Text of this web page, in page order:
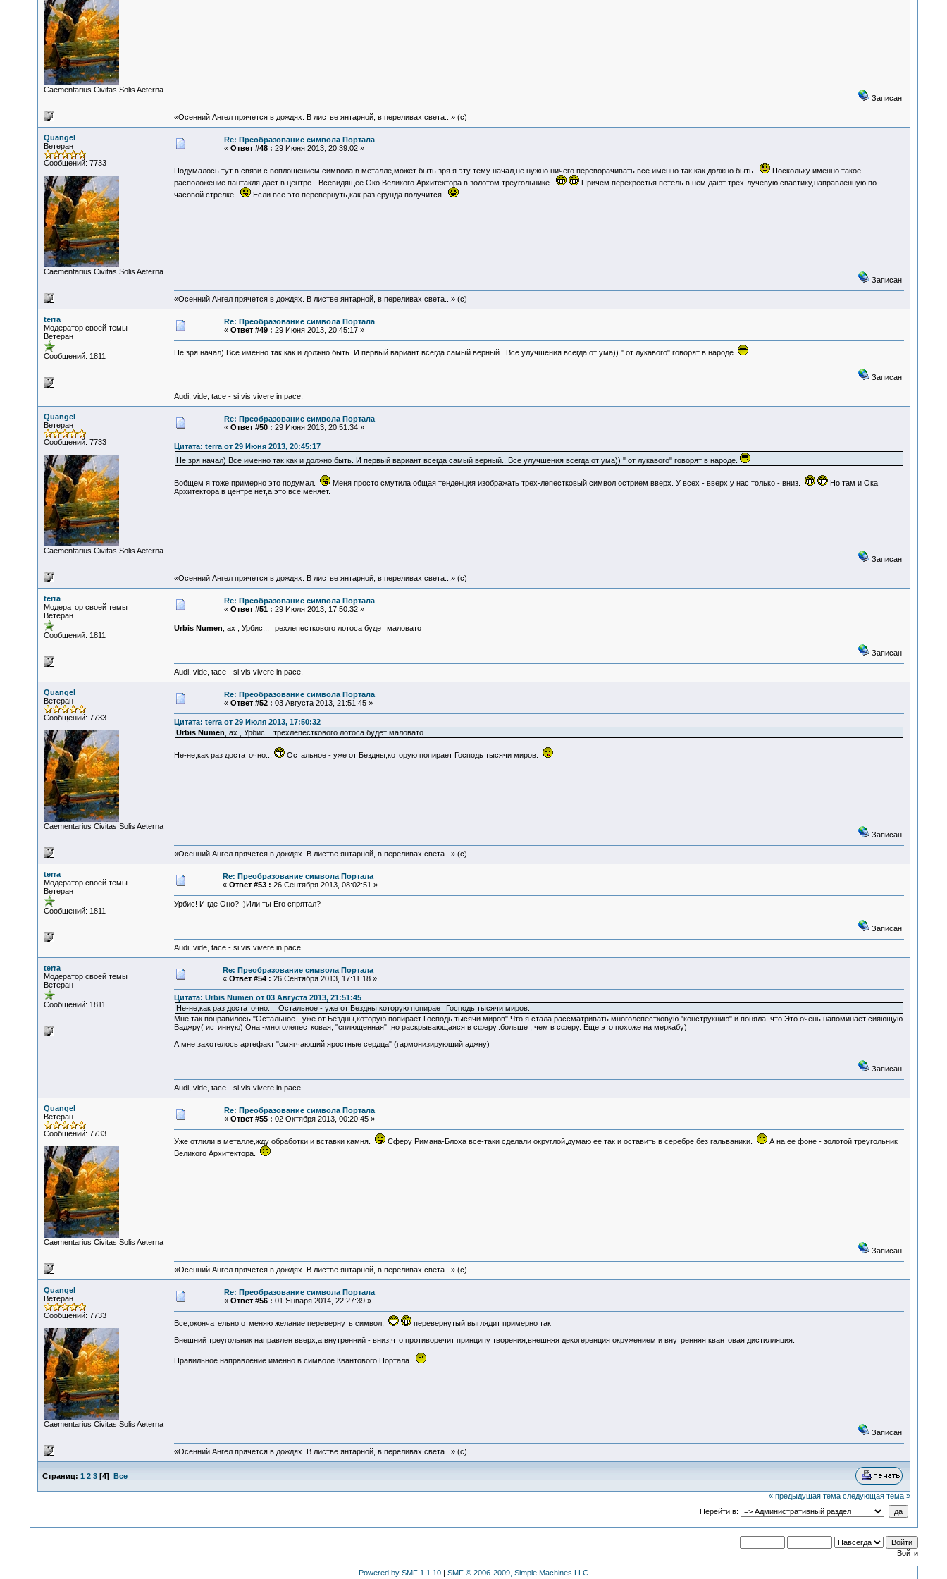
Сaementarius Civitas Solis Aeterna
Записан
«Осенний Ангел прячется в дождях. В листве янтарной, в переливах света...» (c)
Quangel
Ветеран
Сообщений: 7733
Сaementarius Civitas Solis Aeterna
Re: Преобразование символа Портала
« Ответ #48 : 29 Июня 2013, 20:39:02 »
Подумалось тут в связи с воплощением символа в металле,может быть зря я эту тему начал,не нужно ничего переворачивать,все именно так,как должно быть.
Поскольку именно такое
расположение пантакля дает в центре - Всевидящее Око Великого Архитектора в золотом треугольнике.
Причем перекрестья петель в нем дают трех-лучевую свастику,направленную по
часовой стрелке.
Если все это перевернуть,как раз ерунда получится.
Записан
«Осенний Ангел прячется в дождях. В листве янтарной, в переливах света...» (c)
terra
Модератор своей темы
Ветеран
Сообщений: 1811
Re: Преобразование символа Портала
« Ответ #49 : 29 Июня 2013, 20:45:17 »
Не зря начал) Все именно так как и должно быть. И первый вариант всегда самый верный.. Все улучшения всегда от ума)) " от лукавого" говорят в народе.
Записан
Audi, vide, tace - si vis vivere in pace.
Quangel
Ветеран
Сообщений: 7733
Сaementarius Civitas Solis Aeterna
Re: Преобразование символа Портала
« Ответ #50 : 29 Июня 2013, 20:51:34 »
Цитата: terra от 29 Июня 2013, 20:45:17
Не зря начал) Все именно так как и должно быть. И первый вариант всегда самый верный.. Все улучшения всегда от ума)) " от лукавого" говорят в народе.
Вобщем я тоже примерно это подумал. Меня просто смутила общая тенденция изображать трех-лепестковый символ острием вверх. У всех - вверх,у нас только - вниз.
Но там и Ока
Архитектора в центре нет,а это все меняет.
Записан
«Осенний Ангел прячется в дождях. В листве янтарной, в переливах света...» (c)
terra
Модератор своей темы
Ветеран
Сообщений: 1811
Re: Преобразование символа Портала
« Ответ #51 : 29 Июля 2013, 17:50:32 »
Urbis Numen , ах , Урбис... трехлепесткового лотоса будет маловато
Записан
Audi, vide, tace - si vis vivere in pace.
Quangel
Ветеран
Сообщений: 7733
Сaementarius Civitas Solis Aeterna
Re: Преобразование символа Портала
« Ответ #52 : 03 Августа 2013, 21:51:45 »
Цитата: terra от 29 Июля 2013, 17:50:32
Urbis Numen , ах , Урбис... трехлепесткового лотоса будет маловато
Не-не,как раз достаточно... Остальное - уже от Бездны,которую попирает Господь тысячи миров.
Записан
«Осенний Ангел прячется в дождях. В листве янтарной, в переливах света...» (c)
terra
Модератор своей темы
Ветеран
Сообщений: 1811
Re: Преобразование символа Портала
« Ответ #53 : 26 Сентября 2013, 08:02:51 »
Урбис! И где Оно? :)Или ты Его спрятал?
Записан
Audi, vide, tace - si vis vivere in pace.
terra
Модератор своей темы
Ветеран
Сообщений: 1811
Re: Преобразование символа Портала
« Ответ #54 : 26 Сентября 2013, 17:11:18 »
Цитата: Urbis Numen от 03 Августа 2013, 21:51:45
Не-не,как раз достаточно... Остальное - уже от Бездны,которую попирает Господь тысячи миров.
Мне так понравилось "Остальное - уже от Бездны,которую попирает Господь тысячи миров" Что я стала рассматривать многолепестковую "конструкцию" и поняла ,что Это очень напоминает сияющую
Ваджру( истинную) Она -многолепестковая, "сплющенная" ,но раскрывающаяся в сферу..больше , чем в сферу. Еще это похоже на меркабу)
А мне захотелось артефакт "смягчающий яростные сердца" (гармонизирующий аджну)
Записан
Audi, vide, tace - si vis vivere in pace.
Quangel
Ветеран
Сообщений: 7733
Сaementarius Civitas Solis Aeterna
Re: Преобразование символа Портала
« Ответ #55 : 02 Октября 2013, 00:20:45 »
Уже отлили в металле,жду обработки и вставки камня. Сферу Римана-Блоха все-таки сделали округлой,думаю ее так и оставить в серебре,без гальваники.
А на ее фоне - золотой треугольник
Великого Архитектора.
Записан
«Осенний Ангел прячется в дождях. В листве янтарной, в переливах света...» (c)
Quangel
Ветеран
Сообщений: 7733
Сaementarius Civitas Solis Aeterna
Re: Преобразование символа Портала
« Ответ #56 : 01 Января 2014, 22:27:39 »
Все,окончательно отменяю желание перевернуть символ,
перевернутый выглядит примерно так
Внешний треугольник направлен вверх,а внутренний - вниз,что противоречит принципу творения,внешняя декогеренция окружением и внутренняя квантовая дистилляция.
Правильное направление именно в символе Квантового Портала.
Записан
«Осенний Ангел прячется в дождях. В листве янтарной, в переливах света...» (c)
Страниц: 1 2 3[4] Все
« предыдущая тема следующая тема »
Перейти в:
Войти
Powered by SMF 1.1.10 | SMF © 2006-2009, Simple Machines LLC